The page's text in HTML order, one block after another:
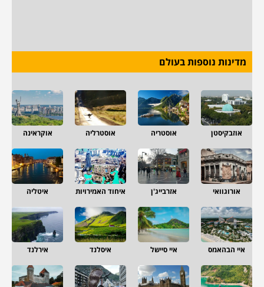
מדינות נוספות בעולם
אוזבקיסטן אוסטריה אוסטרליה אוקראינה
אורוגוואי אזרבייג'ן איחוד האמירויות איטליה
איי הבהאמס איי סיישל איסלנד אירלנד